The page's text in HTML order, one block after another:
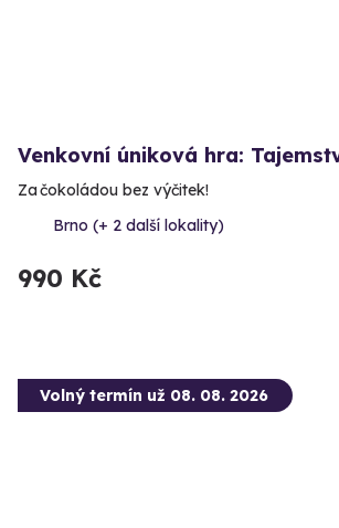
Venkovní úniková hra:
Za čokoládou bez výčitek!
Brno (+ 2 další lokality)
990 Kč
Volný termín už 08. 08. 2026